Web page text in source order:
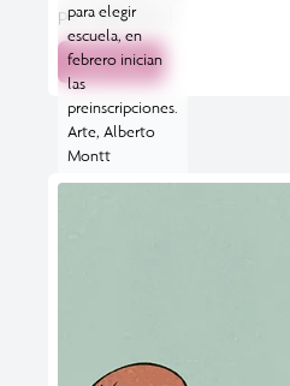
por radio al […]
Leer más
para elegir
escuela, en
febrero inician
las
preinscripciones.
Arte, Alberto
Montt